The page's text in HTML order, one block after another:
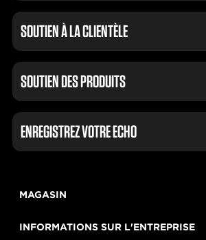
SOUTIEN À LA CLIENTÈLE
SOUTIEN DES PRODUITS
ENREGISTREZ VOTRE ECHO
MAGASIN
INFORMATIONS SUR L'ENTREPRISE